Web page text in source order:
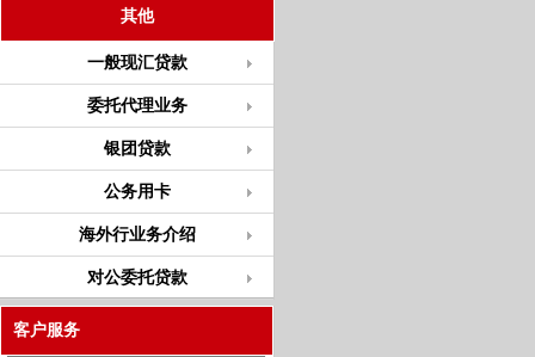
其他
一般现汇贷款
委托代理业务
银团贷款
公务用卡
海外行业务介绍
对公委托贷款
客户服务